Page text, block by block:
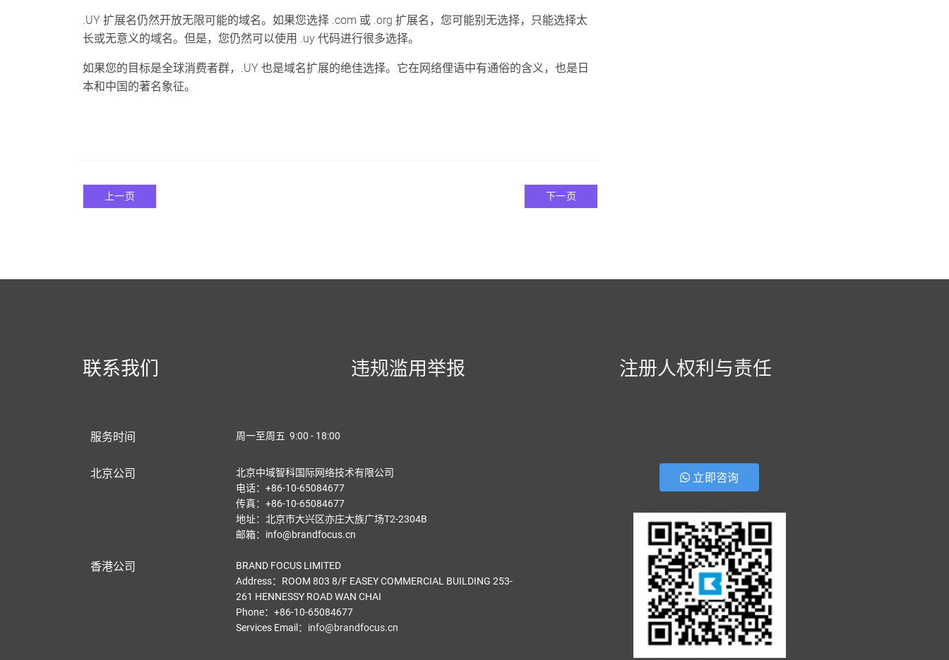
.UY 扩展名仍然开放无限可能的域名。如果您选择 .com 或 .org 扩展名，您可能别无选择，只能选择太
长或无意义的域名。但是，您仍然可以使用 .uy 代码进行很多选择。
如果您的目标是全球消费者群，.UY 也是域名扩展的绝佳选择。它在网络俚语中有通俗的含义，也是日
本和中国的著名象征。
上一页 下一页
联系我们 违规滥用举报 注册人权利与责任
服务时间 周一至周五 9:00 - 18:00
北京公司
北京中域智科国际网络技术有限公司
电话：+86-10-65084677
传真：+86-10-65084677
地址：北京市大兴区亦庄大族广场T2-2304B
邮箱：info@brandfocus.cn
香港公司
BRAND FOCUS LIMITED
Address：ROOM 803 8/F EASEY COMMERCIAL BUILDING 253-
261 HENNESSY ROAD WAN CHAI
Phone：+86-10-65084677
Services Email ： info@brandfocus.cn
立即咨询